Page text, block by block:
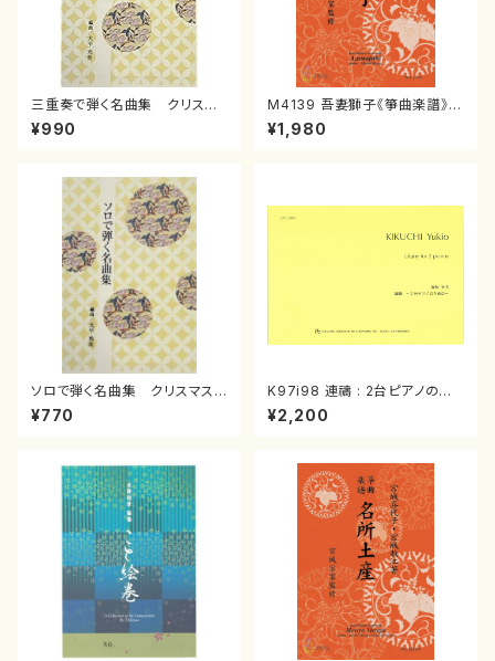
三重奏で弾く名曲集 クリスマ
スメドレー( 箏2/大平光美 編
曲/楽譜）
¥990
M4139 吾妻獅子《箏曲楽譜》
（箏/宮城道雄著・宮城宗家監修/
箏曲古典楽譜）
¥1,980
ソロで弾く名曲集 クリスマス・
イブ／恋人がサンタクロース(
箏独奏 /大平光美 編曲/楽
¥770
K97i98 連禱 : 2台ピアノのた
めの（2 Pianos / 菊池 幸夫 /
楽譜）
¥2,200